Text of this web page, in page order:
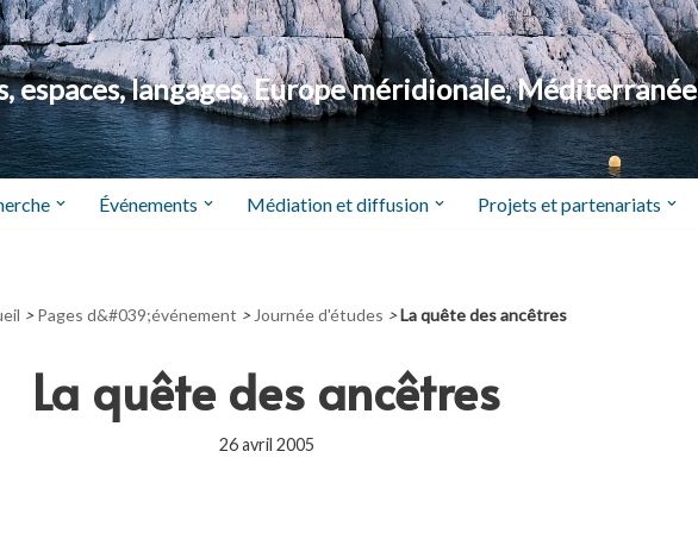
espaces, langages, Europe méridionale, Méditerranée
Événements Médiation et diffusion Projets et partenariats
> Pages d&#039;événement > Journée d'études >La quête des ancêtres
La quête des ancêtres
26 avril 2005